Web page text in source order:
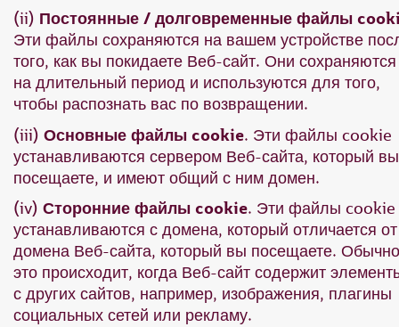
(ii) Постоянные / долговременные файлы
Эти файлы сохраняются на вашем устройстве
того, как вы покидаете Веб-сайт. Они сохраняются
на длительный период и используются для того,
чтобы распознать вас по возвращении.
(iii) Основные файлы cookie. Эти файлы cookie
устанавливаются сервером Веб-сайта, который вы
посещаете, и имеют общий с ним домен.
(iv) Сторонние файлы cookie. Эти файлы cookie
устанавливаются с домена, который отличается от
домена Веб-сайта, который вы посещаете. Обычно
это происходит, когда Веб-сайт содержит
с других сайтов, например, изображения, плагины
социальных сетей или рекламу.